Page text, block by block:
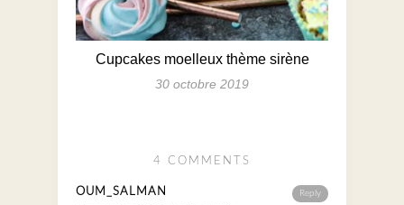
Cupcakes moelleux thème sirène
30 octobre 2019
4 COMMENTS
Reply
OUM_SALMAN